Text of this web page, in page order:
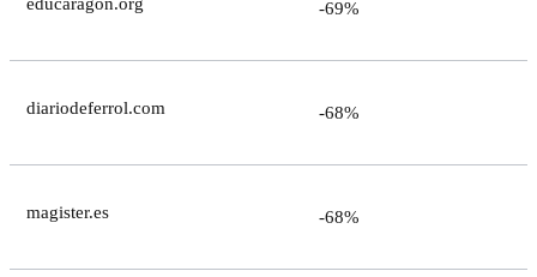
-69%
diariodeferrol.com -68%
magister.es -68%